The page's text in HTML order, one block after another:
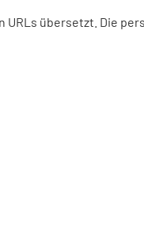
übersetzt. Die